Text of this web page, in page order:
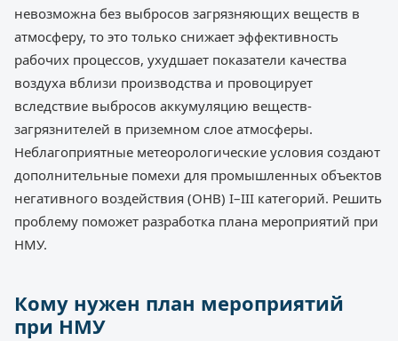
невозможна без выбросов загрязняющих веществ в
атмосферу, то это только снижает эффективность
рабочих процессов, ухудшает показатели качества
воздуха вблизи производства и провоцирует
вследствие выбросов аккумуляцию веществ-
загрязнителей в приземном слое атмосферы.
Неблагоприятные метеорологические условия создают
дополнительные помехи для промышленных объектов
негативного воздействия (ОНВ) I–III категорий. Решить
проблему поможет разработка плана мероприятий при
НМУ.
Кому нужен план мероприятий
при НМУ